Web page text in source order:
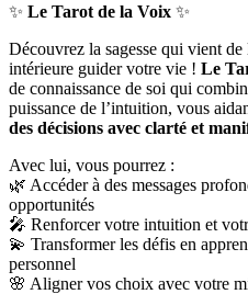
✨ Le Tarot de la Voix ✨
Découvrez la sagesse qui vient
intérieure guider votre vie ! Le
de connaissance de soi qui
puissance de l’intuition, vous
des décisions avec clarté et
Avec lui, vous pourrez :
🌿 Accéder à des messages
opportunités
🎤 Renforcer votre intuition et
💫 Transformer les défis en
personnel
🌸 Aligner vos choix avec votre